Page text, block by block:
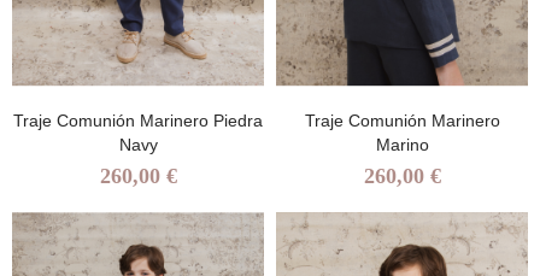
Traje Comunión Marinero Piedra
Navy
260,00 €
Traje Comunión Marinero
Marino
260,00 €